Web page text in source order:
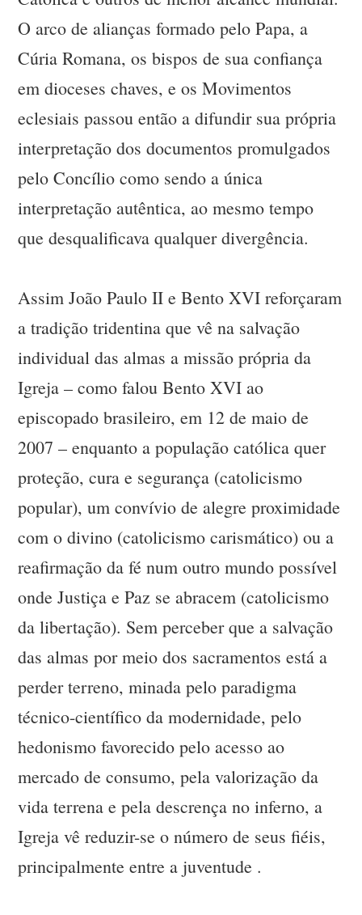
O arco de alianças formado pelo Papa, a
Cúria Romana, os bispos de sua confiança
em dioceses chaves, e os Movimentos
eclesiais passou então a difundir sua própria
interpretação dos documentos promulgados
pelo Concílio como sendo a única
interpretação autêntica, ao mesmo tempo
que desqualificava qualquer divergência.
Assim João Paulo II e Bento XVI reforçaram
a tradição tridentina que vê na salvação
individual das almas a missão própria da
Igreja – como falou Bento XVI ao
episcopado brasileiro, em 12 de maio de
2007 – enquanto a população católica quer
proteção, cura e segurança (catolicismo
popular), um convívio de alegre proximidade
com o divino (catolicismo carismático) ou a
reafirmação da fé num outro mundo possível
onde Justiça e Paz se abracem (catolicismo
da libertação). Sem perceber que a salvação
das almas por meio dos sacramentos está a
perder terreno, minada pelo paradigma
técnico-científico da modernidade, pelo
hedonismo favorecido pelo acesso ao
mercado de consumo, pela valorização da
vida terrena e pela descrença no inferno, a
Igreja vê reduzir-se o número de seus fiéis,
principalmente entre a juventude .